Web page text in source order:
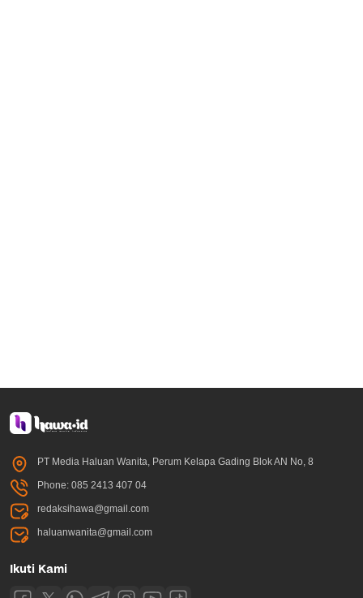
PT Media Haluan Wanita, Perum Kelapa Gading Blok AN No, 8
Phone: 085 2413 407 04
redaksihawa@gmail.com
haluanwanita@gmail.com
Ikuti Kami